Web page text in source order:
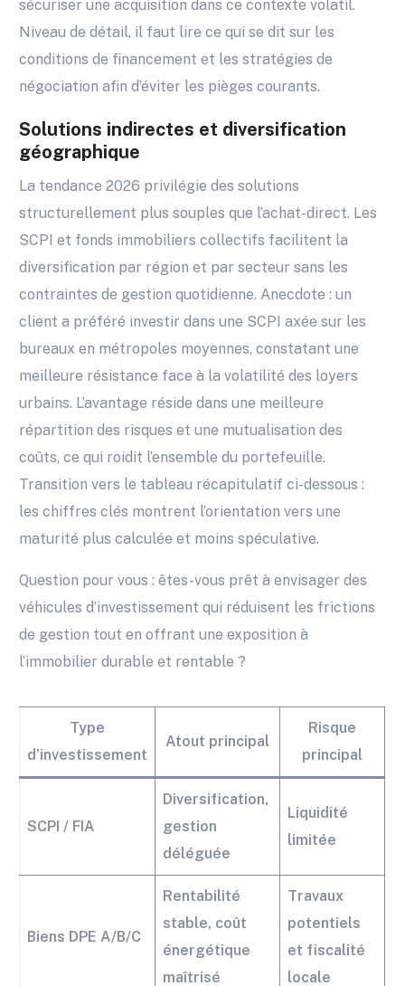
sécuriser une acquisition dans ce contexte volatil.
Niveau de détail, il faut lire ce qui se dit sur les
conditions de financement et les stratégies de
négociation afin d’éviter les pièges courants.
Solutions indirectes et diversification
géographique
La tendance 2026 privilégie des solutions
structurellement plus souples que l’achat-direct. Les
SCPI et fonds immobiliers collectifs facilitent la
diversification par région et par secteur sans les
contraintes de gestion quotidienne. Anecdote : un
client a préféré investir dans une SCPI axée sur les
bureaux en métropoles moyennes, constatant une
meilleure résistance face à la volatilité des loyers
urbains. L’avantage réside dans une meilleure
répartition des risques et une mutualisation des
coûts, ce qui roidit l’ensemble du portefeuille.
Transition vers le tableau récapitulatif ci-dessous :
les chiffres clés montrent l’orientation vers une
maturité plus calculée et moins spéculative.
Question pour vous : êtes-vous prêt à envisager des
véhicules d’investissement qui réduisent les frictions
de gestion tout en offrant une exposition à
l’immobilier durable et rentable ?
Type
d’investissement
Atout principal
Risque
principal
SCPI / FIA
Diversification,
gestion
déléguée
Liquidité
limitée
Biens DPE A/B/C
Rentabilité
stable, coût
énergétique
maîtrisé
Travaux
potentiels
et fiscalité
locale